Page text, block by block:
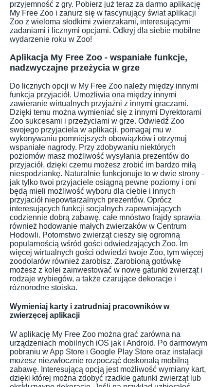
przyjemność z gry. Pobierz już teraz za darmo aplikację
My Free Zoo i zanurz się w fascynujący świat aplikacji
Zoo z wieloma słodkimi zwierzakami, interesującymi
zadaniami i licznymi opcjami. Odkryj dla siebie mobilne
wydarzenie roku w Zoo!
Aplikacja My Free Zoo - wspaniałe funkcje,
nadzwyczajne przeżycia w grze
Do licznych opcji w My Free Zoo należy między innymi
funkcja przyjaciół. Umożliwia ona między innymi
zawieranie wirtualnych przyjaźni z innymi graczami.
Dzięki temu można wymieniać się z innymi Dyrektorami
Zoo sukcesami i przeżyciami w grze. Odwiedź Zoo
swojego przyjaciela w aplikacji, pomagaj mu w
wykonywaniu pomniejszych obowiązków i otrzymuj
wspaniałe nagrody. Przy zdobywaniu niektórych
poziomów masz możliwość wysyłania prezentów do
przyjaciół, dzięki czemu możesz zrobić im bardzo miłą
niespodziankę. Naturalnie funkcjonuje to w dwie strony -
jak tylko twoi przyjaciele osiągną pewne poziomy i oni
będą mieli możliwość wyboru dla ciebie i innych
przyjaciół niepowtarzalnych prezentów. Oprócz
interesujących funkcji socjalnych zapewniających
codziennie dobrą zabawę, całe mnóstwo frajdy sprawia
również hodowanie małych zwierzaków w Centrum
Hodowli. Potomstwo zwierząt cieszy się ogromną
popularnością wśród gości odwiedzających Zoo. Im
więcej wirtualnych gości odwiedzi twoje Zoo, tym więcej
zoodolarów również zarobisz. Zarobioną gotówkę
możesz z kolei zainwestować w nowe gatunki zwierząt i
rodzaje wybiegów, a także czarujące dekoracje i
różnorodne stoiska.
Wymieniaj karty i zatrudniaj pracowników w
zwierzęcej aplikacji
W aplikację My Free Zoo można grać zarówna na
urządzeniach mobilnych iOS jak i Android. Po darmowym
pobraniu w App Store i Google Play Store oraz instalacji
możesz niezwłocznie rozpocząć doskonałą mobilną
zabawę. Interesującą opcją jest możliwość wymiany kart,
dzięki której można zdobyć rzadkie gatunki zwierząt lub